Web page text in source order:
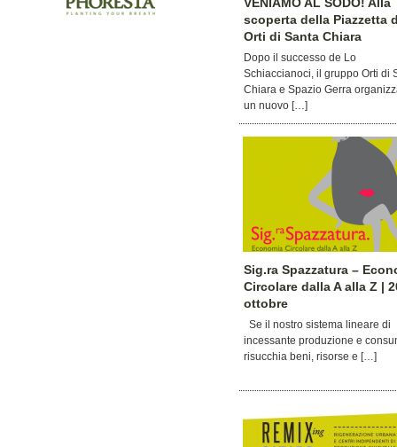
scoperta della Piazzetta
Orti di Santa Chiara
Dopo il successo de Lo
Schiaccianoci, il gruppo Orti di
Chiara e Spazio Gerra
un nuovo […]
Sig.ra Spazzatura –
Circolare dalla A alla Z |
ottobre
Se il nostro sistema lineare di
incessante produzione e
risucchia beni, risorse e […]